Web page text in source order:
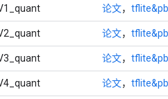
论文， tflite&pb
论文， tflite&pb
论文， tflite&pb
论文， tflite&pb